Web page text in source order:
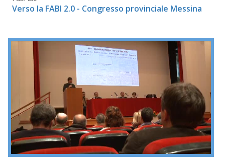
Verso la FABI 2.0 - Congresso provinciale Messina